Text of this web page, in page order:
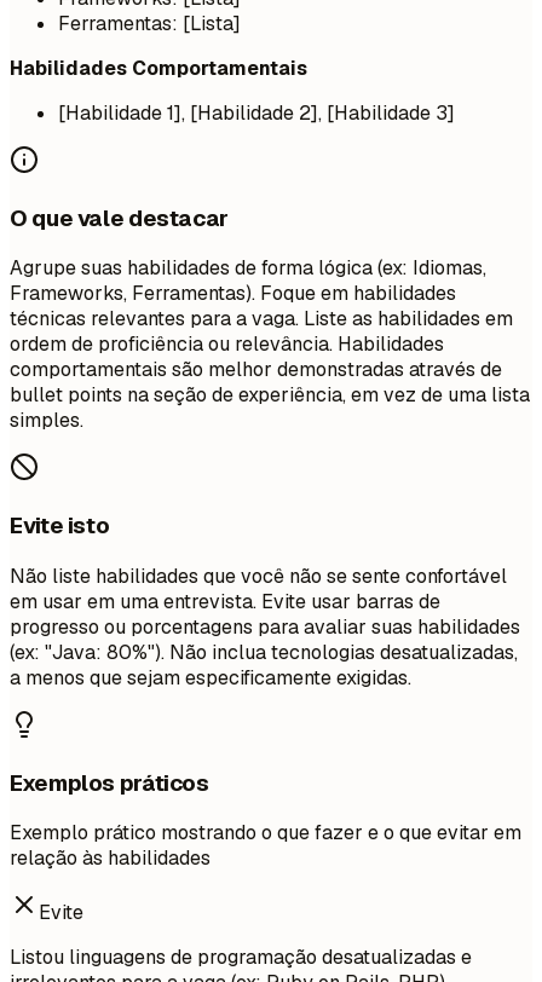
Ferramentas: [Lista]
Habilidades Comportamentais
[Habilidade 1], [Habilidade 2], [Habilidade 3]
O que vale destacar
Agrupe suas habilidades de forma lógica (ex: Idiomas,
Frameworks, Ferramentas). Foque em habilidades
técnicas relevantes para a vaga. Liste as habilidades em
ordem de proficiência ou relevância. Habilidades
comportamentais são melhor demonstradas através de
bullet points na seção de experiência, em vez de uma lista
simples.
Evite isto
Não liste habilidades que você não se sente confortável
em usar em uma entrevista. Evite usar barras de
progresso ou porcentagens para avaliar suas habilidades
(ex: "Java: 80%"). Não inclua tecnologias desatualizadas,
a menos que sejam especificamente exigidas.
Exemplos práticos
Exemplo prático mostrando o que fazer e o que evitar em
relação às habilidades
Evite
Listou linguagens de programação desatualizadas e